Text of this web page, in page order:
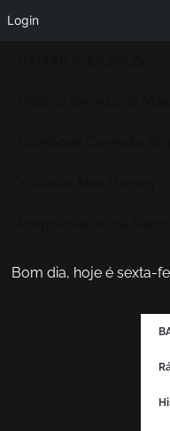
Bom dia, hoje é sexta-
Login